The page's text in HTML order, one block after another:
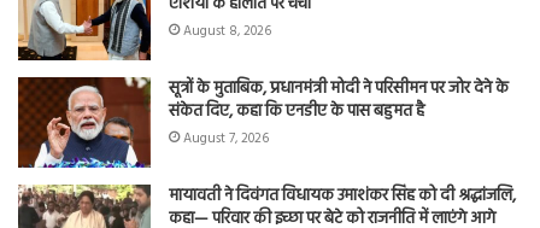
August 8, 2026
सूत्रों के मुताबिक, प्रधानमंत्री मोदी ने परिसीमन पर जोर देने के
संकेत दिए, कहा कि एनडीए के पास बहुमत है
August 7, 2026
मायावती ने दिवंगत विधायक उमाशंकर सिंह को दी श्रद्धांजलि,
कहा— परिवार की इच्छा पर बेटे को राजनीति में लाएंगे आगे